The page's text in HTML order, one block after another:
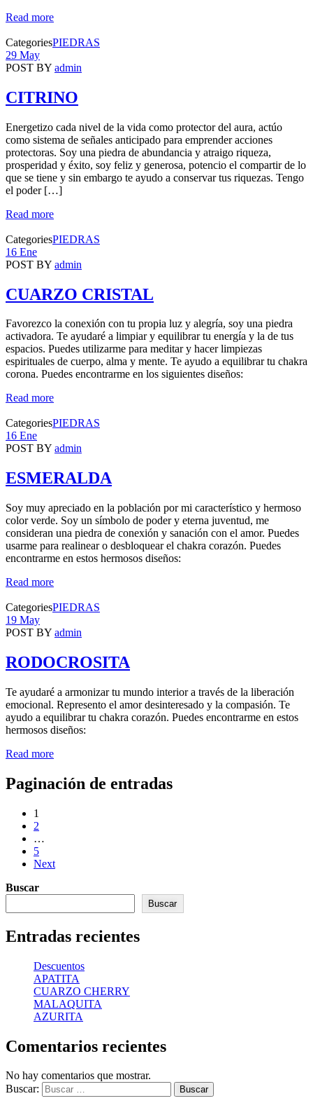
Read more
CategoriesPIEDRAS
29 May
POST BY admin
CITRINO
Energetizo cada nivel de la vida como protector del aura, actúo
como sistema de señales anticipado para emprender acciones
protectoras. Soy una piedra de abundancia y atraigo riqueza,
prosperidad y éxito, soy feliz y generosa, potencio el compartir de lo
que se tiene y sin embargo te ayudo a conservar tus riquezas. Tengo
el poder […]
Read more
CategoriesPIEDRAS
16 Ene
POST BY admin
CUARZO CRISTAL
Favorezco la conexión con tu propia luz y alegría, soy una piedra
activadora. Te ayudaré a limpiar y equilibrar tu energía y la de tus
espacios. Puedes utilizarme para meditar y hacer limpiezas
espirituales de cuerpo, alma y mente. Te ayudo a equilibrar tu chakra
corona. Puedes encontrarme en los siguientes diseños:
Read more
CategoriesPIEDRAS
16 Ene
POST BY admin
ESMERALDA
Soy muy apreciado en la población por mi característico y hermoso
color verde. Soy un símbolo de poder y eterna juventud, me
consideran una piedra de conexión y sanación con el amor. Puedes
usarme para realinear o desbloquear el chakra corazón. Puedes
encontrarme en estos hermosos diseños:
Read more
CategoriesPIEDRAS
19 May
POST BY admin
RODOCROSITA
Te ayudaré a armonizar tu mundo interior a través de la liberación
emocional. Represento el amor desinteresado y la compasión. Te
ayudo a equilibrar tu chakra corazón. Puedes encontrarme en estos
hermosos diseños:
Read more
Paginación de entradas
1
2
…
5
Next
Buscar
Buscar
Entradas recientes
Descuentos
APATITA
CUARZO CHERRY
MALAQUITA
AZURITA
Comentarios recientes
No hay comentarios que mostrar.
Buscar: